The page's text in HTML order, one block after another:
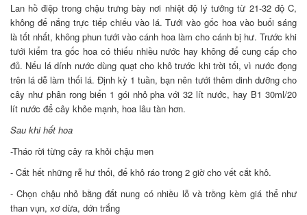
Lan hồ điệp trong chậu trưng bày nơi nhiệt độ lý tưởng từ 21-32 độ C,
không để nắng trực tiếp chiếu vào lá. Tưới vào gốc hoa vào buổi sáng
là tốt nhất, không phun tưới vào cánh hoa làm cho cánh bị hư. Trước khi
tưới kiểm tra gốc hoa có thiếu nhiều nước hay không để cung cấp cho
đủ. Nếu lá dính nước dùng quạt cho khô trước khi trời tối, vì nước đọng
trên lá dễ làm thối lá. Định kỳ 1 tuần, bạn nên tưới thêm dinh dưỡng cho
cây như phân rong biển 1 gói nhỏ pha với 32 lít nước, hay B1 30ml/20
lít nước để cây khỏe mạnh, hoa lâu tàn hơn.
Sau khi hết hoa
-Tháo rời từng cây ra khỏi chậu men
- Cắt hết những rễ hư thối, để khô ráo trong 2 giờ cho vết cắt khô.
- Chọn chậu nhỏ bằng đất nung có nhiều lỗ và trồng kèm giá thể như
than vụn, xơ dừa, dớn trắng